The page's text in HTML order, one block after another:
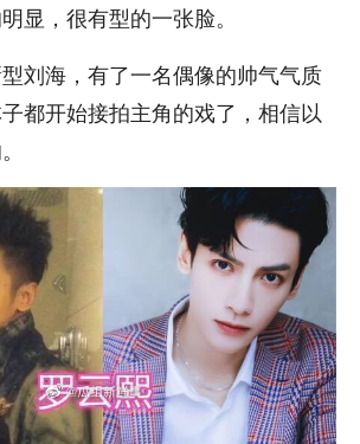
显，很有型的一张脸。
刘海，有了一名偶像的帅气气质
都开始接拍主角的戏了，相信以